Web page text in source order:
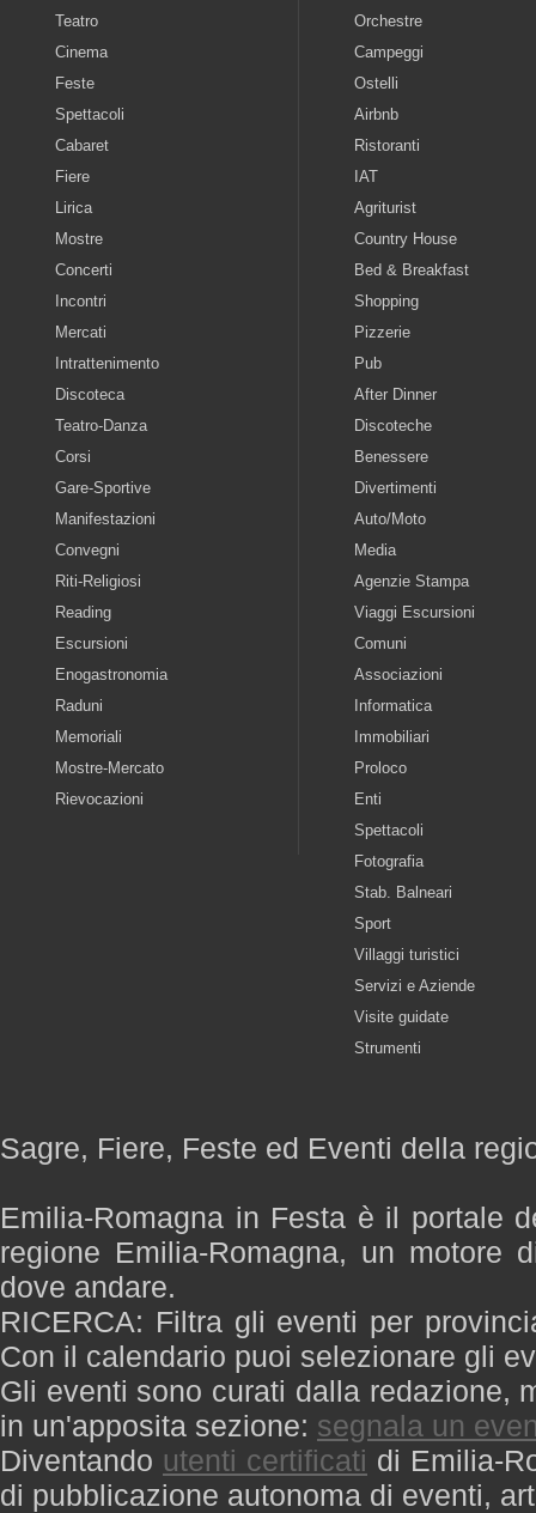
Teatro
Cinema
Feste
Spettacoli
Cabaret
Fiere
Lirica
Mostre
Concerti
Incontri
Mercati
Intrattenimento
Discoteca
Teatro-Danza
Corsi
Gare-Sportive
Manifestazioni
Convegni
Riti-Religiosi
Reading
Escursioni
Enogastronomia
Raduni
Memoriali
Mostre-Mercato
Rievocazioni
Orchestre
Campeggi
Ostelli
Airbnb
Ristoranti
IAT
Agriturist
Country House
Bed & Breakfast
Shopping
Pizzerie
Pub
After Dinner
Discoteche
Benessere
Divertimenti
Auto/Moto
Media
Agenzie Stampa
Viaggi Escursioni
Comuni
Associazioni
Informatica
Immobiliari
Proloco
Enti
Spettacoli
Fotografia
Stab. Balneari
Sport
Villaggi turistici
Servizi e Aziende
Visite guidate
Strumenti
Sagre, Fiere, Feste ed Eventi della
Emilia-Romagna in Festa è il portale
regione Emilia-Romagna, un motore
dove andare.
RICERCA: Filtra gli eventi per
Con il calendario puoi selezionare gli
Gli eventi sono curati dalla redazione,
in un'apposita sezione: segnala un
Diventando utenti certificati di Emilia-
di pubblicazione autonoma di eventi,